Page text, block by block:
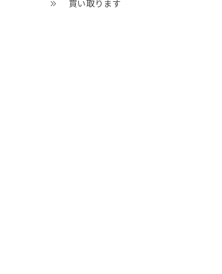
買い取ります